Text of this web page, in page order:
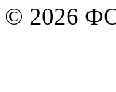
© 2026